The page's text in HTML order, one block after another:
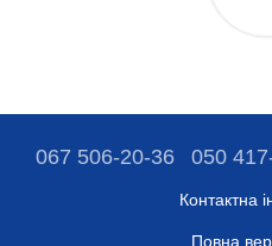
067 506-20-36 050
Контактна
Повна